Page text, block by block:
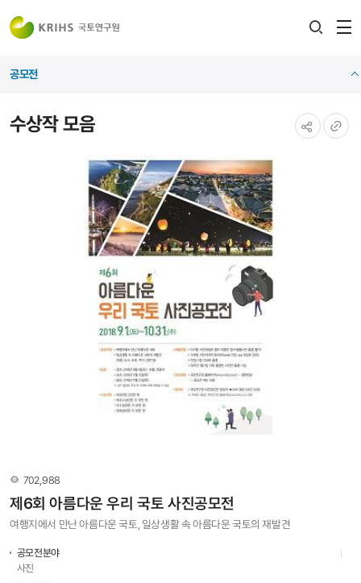
수상작 모음
공모전
조회수
702,988
제6회 아름다운 우리 국토 사진공모전
여행지에서 만난 아름다운 국토, 일상생활 속 아름다운 국토의 재발견
공모전분야
사진